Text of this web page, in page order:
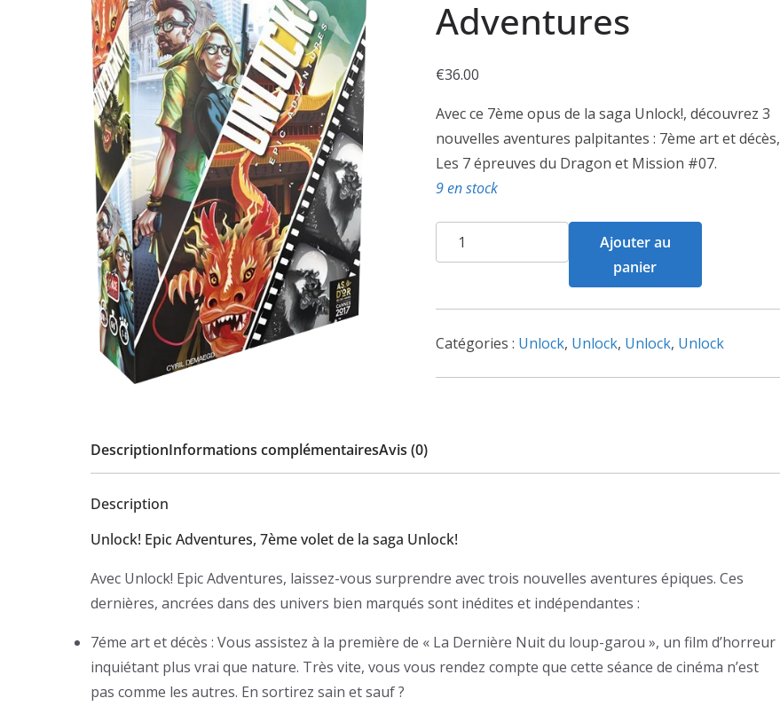
Adventures
€36.00
Avec ce 7ème opus de la saga Unlock!, découvrez 3
nouvelles aventures palpitantes : 7ème art et décès,
Les 7 épreuves du Dragon et Mission #07.
9 en stock
quantité
de
!
Adventures
Ajouter au
panier
Catégories : Unlock, Unlock, Unlock, Unlock
DescriptionInformations complémentairesAvis (0)
Description
Unlock! Epic Adventures, 7ème volet de la saga Unlock!
Avec Unlock! Epic Adventures, laissez-vous surprendre avec trois nouvelles aventures épiques. Ces
dernières, ancrées dans des univers bien marqués sont inédites et indépendantes :
7éme art et décès : Vous assistez à la première de « La Dernière Nuit du loup-garou », un film d’horreur
inquiétant plus vrai que nature. Très vite, vous vous rendez compte que cette séance de cinéma n’est
pas comme les autres. En sortirez sain et sauf ?